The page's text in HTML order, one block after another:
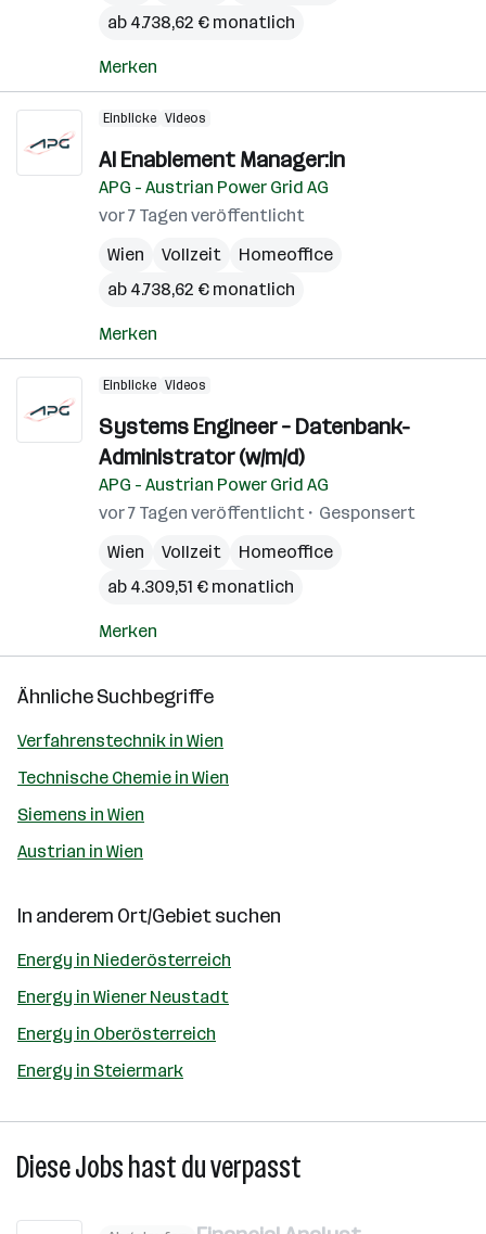
ab 4.738,62 € monatlich
Merken
Einblicke Videos
AI Enablement Manager:in
APG - Austrian Power Grid AG
vor 7 Tagen veröffentlicht
Wien
Vollzeit
Homeoffice
ab 4.738,62 € monatlich
Merken
Einblicke Videos
Systems Engineer – Datenbank-
Administrator (w/m/d)
APG - Austrian Power Grid AG
vor 7 Tagen veröffentlicht
Gesponsert
Wien
Vollzeit
Homeoffice
ab 4.309,51 € monatlich
Merken
Ähnliche Suchbegriffe
Verfahrenstechnik in Wien
Technische Chemie in Wien
Siemens in Wien
Austrian in Wien
In anderem Ort/Gebiet suchen
Energy in Niederösterreich
Energy in Wiener Neustadt
Energy in Oberösterreich
Energy in Steiermark
Diese Jobs hast du verpasst